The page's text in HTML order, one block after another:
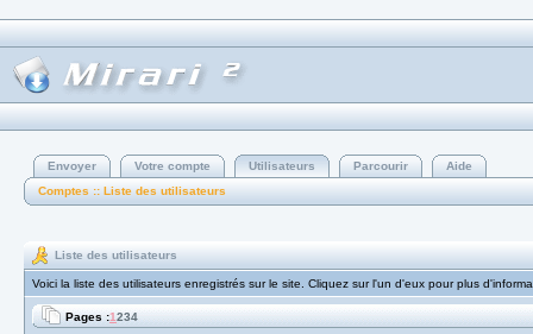
Envoyer Votre compte Utilisateurs Parcourir
Aide
Comptes :: Liste des utilisateurs
Liste des utilisateurs
Voici la liste des utilisateurs enregistrés sur le site. Cliquez sur l'un d'eux pour plus
Pages :1234